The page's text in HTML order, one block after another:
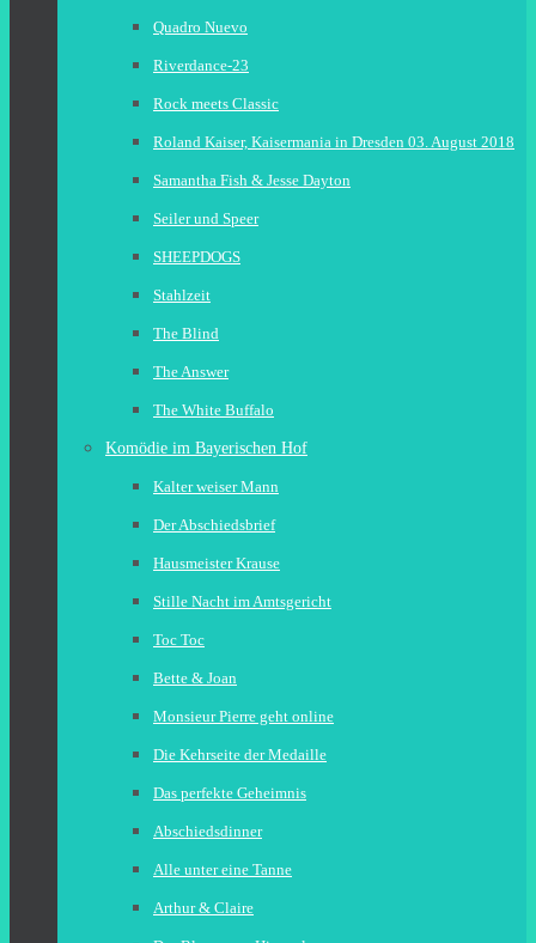
Quadro Nuevo
Riverdance-23
Rock meets Classic
Roland Kaiser, Kaisermania in Dresden 03. August 2018
Samantha Fish & Jesse Dayton
Seiler und Speer
SHEEPDOGS
Stahlzeit
The Blind
The Answer
The White Buffalo
Komödie im Bayerischen Hof
Kalter weiser Mann
Der Abschiedsbrief
Hausmeister Krause
Stille Nacht im Amtsgericht
Toc Toc
Bette & Joan
Monsieur Pierre geht online
Die Kehrseite der Medaille
Das perfekte Geheimnis
Abschiedsdinner
Alle unter eine Tanne
Arthur & Claire